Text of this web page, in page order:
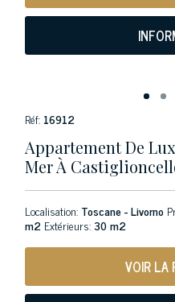
Réf: 16912
Appartement De
Mer À
Localisation: Toscane - Livorno
m2 Extérieurs:30 m2
VOIR LA